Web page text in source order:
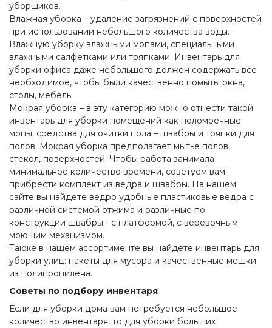
уборщиков.
Влажная уборка – удаление загрязнений с поверхностей
при использовании небольшого количества воды.
Влажную уборку влажными мопами, специальными
влажными салфетками или тряпками. Инвентарь для
уборки офиса даже небольшого должен содержать все
необходимое, чтобы были качественно помыты окна,
столы, мебель.
Мокрая уборка – в эту категорию можно отнести такой
инвентарь для уборки помещений как поломоечные
мопы, средства для очитки пола – швабры и тряпки для
полов. Мокрая уборка предполагает мытье полов,
стекол, поверхностей. Чтобы работа занимала
минимальное количество времени, советуем вам
прибрести комплект из ведра и швабры. На нашем
сайте вы найдете ведро удобные пластиковые ведра с
различной системой отжима и различные по
конструкции швабры - с платформой, с веревочным
моющим механизмом.
Также в нашем ассортименте вы найдете инвентарь для
уборки улиц: пакеты для мусора и качественные мешки
из полипропилена.
Советы по подбору инвентаря
Если для уборки дома вам потребуется небольшое
количество инвентаря, то для уборки больших